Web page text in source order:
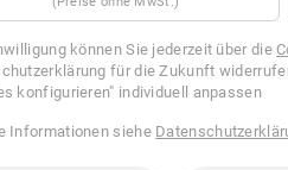
können Sie jederzeit über die
für die Zukunft
konfigurieren" individuell anpassen
Informationen siehe